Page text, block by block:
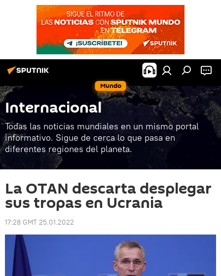
Mundo
Internacional
Todas las noticias mundiales en un mismo portal
informativo. Sigue de cerca lo que pasa en
diferentes regiones del planeta.
La OTAN descarta desplegar
sus tropas en Ucrania
17:28 GMT 25.01.2022